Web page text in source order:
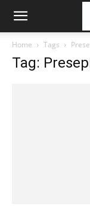
Home Tags
Tag: